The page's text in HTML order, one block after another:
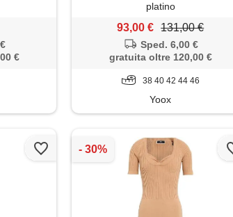
€
platino
93,00 € 131,00 €
Sped. 6,00 €
gratuita oltre 120,00 €
38 40 42 44 46
Yoox